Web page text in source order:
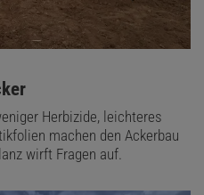
Herbizide, leichteres
machen den Ackerbau
wirft Fragen auf.